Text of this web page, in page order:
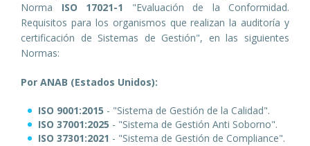
Norma ISO 17021-1
"Evaluación de la Conformidad.
Requisitos para los organismos que realizan la auditoría y
certificación de Sistemas de Gestión", en las siguientes
Normas:
Por ANAB (Estados Unidos):
ISO 9001:2015 - "Sistema de Gestión de la Calidad".
ISO 37001:2025 - "Sistema de Gestión Anti Soborno".
ISO 37301:2021 - "Sistema de Gestión de Compliance".